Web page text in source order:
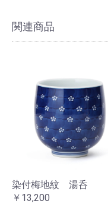
関連商品
染付梅地紋 湯呑
￥13,200